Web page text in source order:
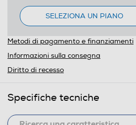
SELEZIONA UN PIANO
Metodi di pagamento e finanziamenti
Informazioni sulla consegna
Diritto di recesso
Specifiche tecniche